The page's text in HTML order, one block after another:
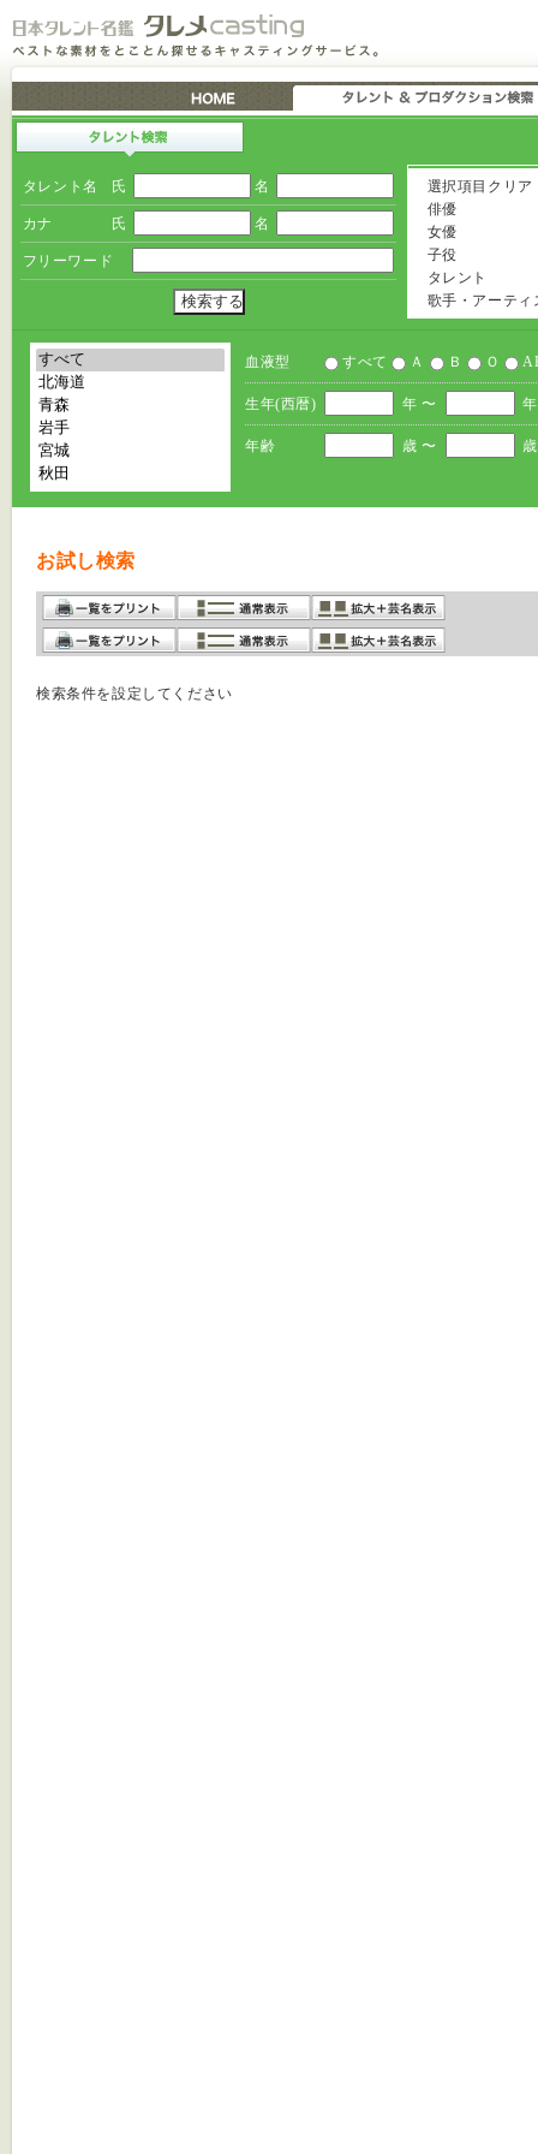
タレント名 氏 名
カナ 氏 名
フリーワード
選択項目クリア
俳優
女優
子役
タレント
歌手・アーティ
血液型 すべて Ａ Ｂ Ｏ
生年(西暦) 年 〜
年齢 歳 〜 歳
お試し検索
検索条件を設定してください